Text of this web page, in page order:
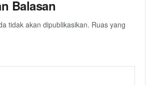
Balasan
tidak akan dipublikasikan. Ruas yang